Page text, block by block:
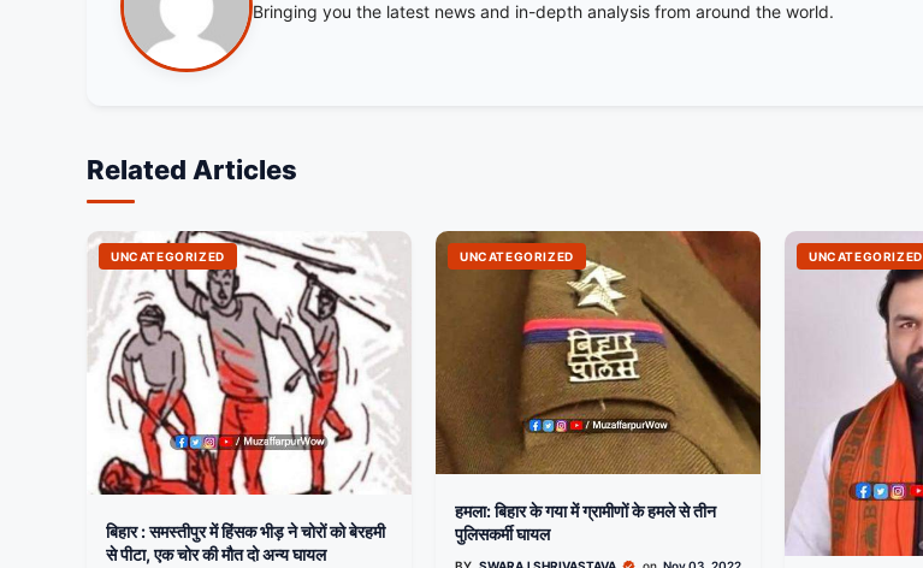
Bringing you the latest news and in-depth analysis from around the world.
Related Articles
UNCATEGORIZED
बिहार : समस्तीपुर में हिंसक भीड़ ने चोरों को बेरहमी
से पीटा, एक चोर की मौत दो अन्य घायल
UNCATEGORIZED
हमला: बिहार के गया में ग्रामीणों के हमले से तीन
पुलिसकर्मी घायल
UNCATEGORIZED